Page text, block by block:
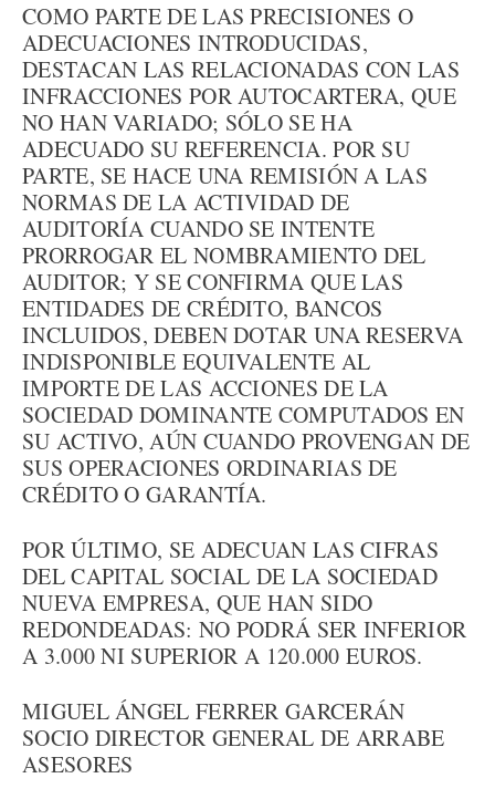
COMO PARTE DE LAS PRECISIONES O
ADECUACIONES INTRODUCIDAS,
DESTACAN LAS RELACIONADAS CON LAS
INFRACCIONES POR AUTOCARTERA, QUE
NO HAN VARIADO; SÓLO SE HA
ADECUADO SU REFERENCIA. POR SU
PARTE, SE HACE UNA REMISIÓN A LAS
NORMAS DE LA ACTIVIDAD DE
AUDITORÍA CUANDO SE INTENTE
PRORROGAR EL NOMBRAMIENTO DEL
AUDITOR; Y SE CONFIRMA QUE LAS
ENTIDADES DE CRÉDITO, BANCOS
INCLUIDOS, DEBEN DOTAR UNA RESERVA
INDISPONIBLE EQUIVALENTE AL
IMPORTE DE LAS ACCIONES DE LA
SOCIEDAD DOMINANTE COMPUTADOS EN
SU ACTIVO, AÚN CUANDO PROVENGAN DE
SUS OPERACIONES ORDINARIAS DE
CRÉDITO O GARANTÍA.
POR ÚLTIMO, SE ADECUAN LAS CIFRAS
DEL CAPITAL SOCIAL DE LA SOCIEDAD
NUEVA EMPRESA, QUE HAN SIDO
REDONDEADAS: NO PODRÁ SER INFERIOR
A 3.000 NI SUPERIOR A 120.000 EUROS.
MIGUEL ÁNGEL FERRER GARCERÁN
SOCIO DIRECTOR GENERAL DE ARRABE
ASESORES